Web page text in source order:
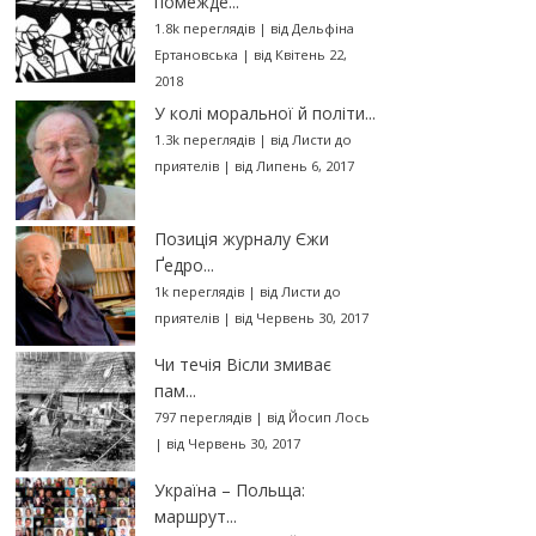
1.8k переглядів| від Дельфіна
Ертановська | від Квітень 22,
2018
У колі моральної й політи...
1.3k переглядів| від Листи до
приятелів| від Липень 6, 2017
Позиція журналу Єжи
Ґедро...
1k переглядів| від Листи до
приятелів| від Червень 30, 2017
Чи течія Вісли змиває
пам...
797 переглядів| від Йосип Лось
| від Червень 30, 2017
Україна – Польща:
маршрут...